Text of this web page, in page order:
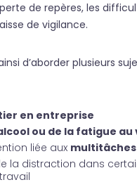
de repères, les
de vigilance.
d’aborder plusieurs
en entreprise
ou de la fatigue
liée aux multitâches
la distraction dans